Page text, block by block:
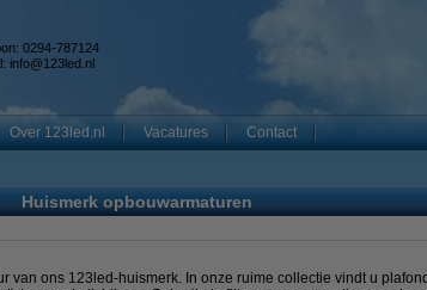
0294-787124
info@123led.nl
Over 123led.nl Vacatures Contact
Huismerk opbouwarmaturen
van ons 123led-huismerk. In onze ruime collectie vindt u